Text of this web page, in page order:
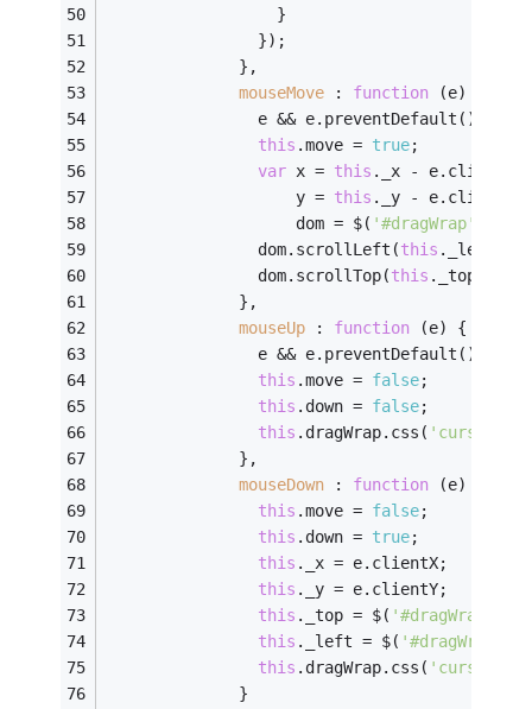
				  }
				});
			  },
mouseMove : function (e)
				e && e.preventDefault();
this .move = true;
var x = this ._x - e.clientX,
					y =
this ._y - e.clientY,
					dom = $(
'#dragWrap'
				dom.scrollLeft(
this ._left +
				dom.scrollTop(
this ._top +
			  },
mouseUp : function (e) {
				e && e.preventDefault();
this .move = false;
this .down = false;
this .dragWrap.css( 'cursor'
			  },
mouseDown : function (e)
this .move = false;
this .down = true;
this ._x = e.clientX;
this ._y = e.clientY;
this ._top = $( '#dragWrap'
this ._left = $( '#dragWrap'
this .dragWrap.css( 'cursor'
			  }